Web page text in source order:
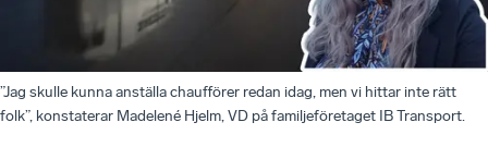
”Jag skulle kunna anställa chaufförer redan idag, men vi hittar inte rätt
folk”, konstaterar Madelené Hjelm, VD på familjeföretaget IB Transport.